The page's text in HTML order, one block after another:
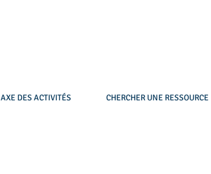
AXE DES ACTIVITÉS CHERCHER UNE RESSOURCE